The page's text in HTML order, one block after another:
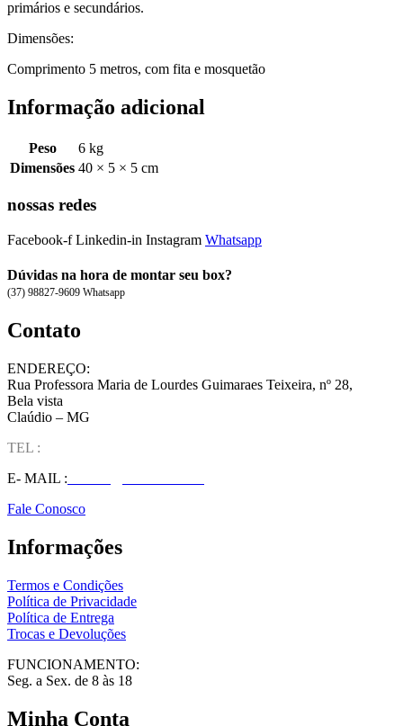
primários e secundários.
Dimensões:
Comprimento 5 metros, com fita e mosquetão
Informação adicional
Peso
6 kg
Dimensões 40 × 5 × 5 cm
nossas redes
Facebook-f Linkedin-in Instagram Whatsapp
Dúvidas na hora de montar seu box?
(37) 98827-9609 Whatsapp
Contato
ENDEREÇO:
Rua Professora Maria de Lourdes Guimaraes Teixeira, nº 28,
Bela vista
Claúdio – MG
TEL :
E- MAIL :
Fale Conosco
Informações
Termos e Condições
Política de Privacidade
Política de Entrega
Trocas e Devoluções
FUNCIONAMENTO:
Seg. a Sex. de 8 às 18
Minha Conta